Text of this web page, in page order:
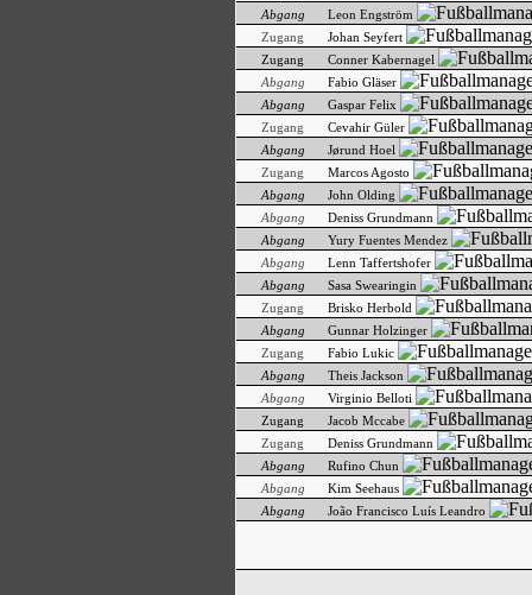
Abgang
Leon Engström
Zugang
Johan Seyfert
Zugang
Conner Kabernagel
Abgang
Fabio Gläser
Abgang
Gaspar Felix
Zugang
Cevahir Güler
Abgang
Jørund Hoel
Zugang
Marcos Agosto
Abgang
John Olding
Abgang
Deniss Grundmann
Abgang
Yury Fuentes Mendez
Abgang
Lenn Taffertshofer
Abgang
Sasa Swearingin
Zugang
Brisko Herbold
Abgang
Gunnar Holzinger
Zugang
Fabio Lukic
Abgang
Theis Jackson
Abgang
Virginio Belloti
Zugang
Jacob Mccabe
Zugang
Deniss Grundmann
Abgang
Rufino Chun
Abgang
Kim Seehaus
Abgang
João Francisco Luís Leandro